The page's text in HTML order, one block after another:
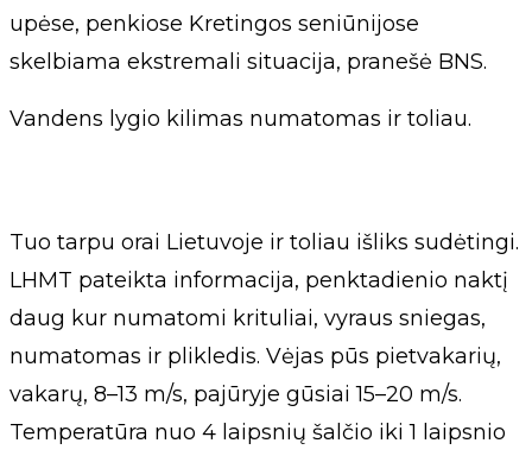
upėse, penkiose Kretingos seniūnijose
skelbiama ekstremali situacija, pranešė BNS.
Vandens lygio kilimas numatomas ir toliau.
Tuo tarpu orai Lietuvoje ir toliau išliks sudėtingi.
LHMT pateikta informacija, penktadienio naktį
daug kur numatomi krituliai, vyraus sniegas,
numatomas ir plikledis. Vėjas pūs pietvakarių,
vakarų, 8–13 m/s, pajūryje gūsiai 15–20 m/s.
Temperatūra nuo 4 laipsnių šalčio iki 1 laipsnio